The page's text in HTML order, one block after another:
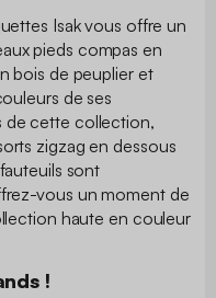
Isak vous offre un
pieds compas en
bois de peuplier et
de ses
de cette collection,
zigzag en dessous
sont
vous un moment de
haute en couleur
!